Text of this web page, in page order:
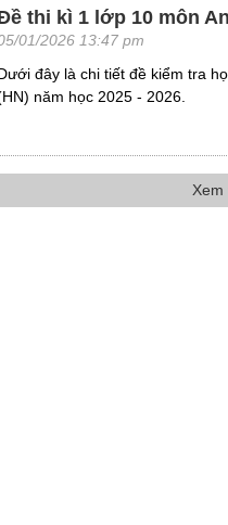
thi kì 1 lớp 10 môn
01/2026 13:47 pm
đây là chi tiết đề kiểm tra
năm học 2025 - 2026.
Xem